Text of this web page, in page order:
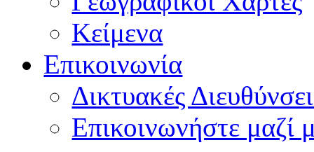
Κείμενα
Επικοινωνία
Δικτυακές
Επικοινωνήστε μαζί